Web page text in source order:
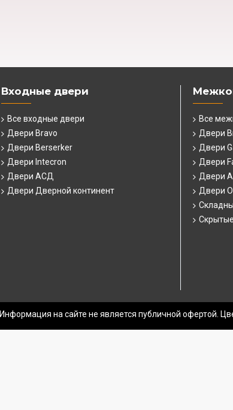
Входные двери
Все входные двери
Двери Bravo
Двери Berserker
Двери Intecron
Двери АСД
Двери Дверной континент
Все
Двери
Двери
Двери
Двери
Двери
Информация на сайте не является публичной офертой.